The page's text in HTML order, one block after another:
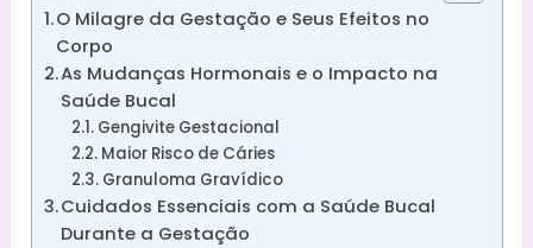
O Milagre da Gestação e Seus Efeitos no
Corpo
As Mudanças Hormonais e o Impacto na
Saúde Bucal
Gengivite Gestacional
Maior Risco de Cáries
Granuloma Gravídico
Cuidados Essenciais com a Saúde Bucal
Durante a Gestação